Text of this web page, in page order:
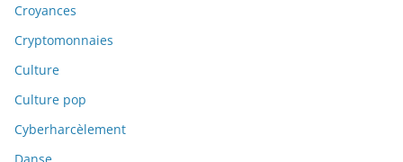
Croyances
Cryptomonnaies
Culture
Culture pop
Cyberharcèlement